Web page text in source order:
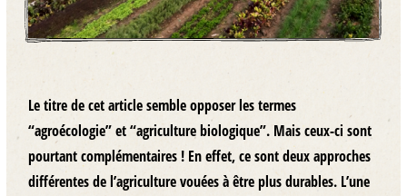
Le titre de cet article semble opposer les termes
“agroécologie” et “agriculture biologique”. Mais ceux-ci sont
pourtant complémentaires ! En effet, ce sont deux approches
différentes de l’agriculture vouées à être plus durables. L’une